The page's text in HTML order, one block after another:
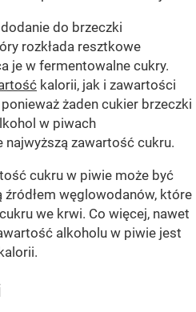
do brzeczki
rozkłada resztkowe
je w fermentowalne cukry.
kalorii, jak i zawartości
żaden cukier brzeczki
w piwach
najwyższą zawartość cukru.
cukru w piwie może być
źródłem węglowodanów, które
we krwi. Co więcej, nawet
alkoholu w piwie jest